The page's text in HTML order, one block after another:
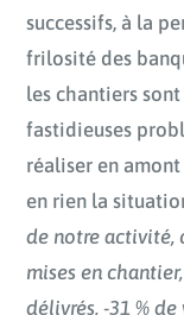
successifs, à la
frilosité des
les chantiers
fastidieuses
réaliser en amont
en rien la
de notre activité,
mises en
délivrés, -31 %